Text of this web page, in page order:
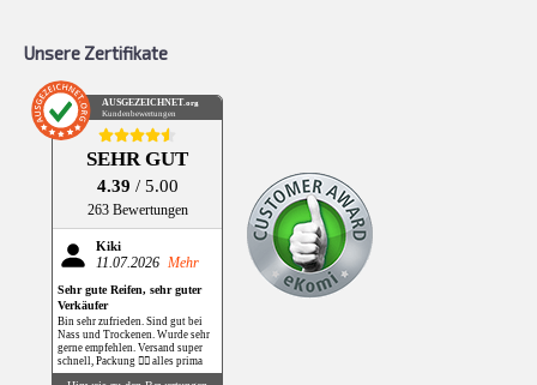
Unsere Zertifikate
AUSGEZEICHNET .org
Kundenbewertungen
SEHR GUT
4.39 / 5.00
263 Bewertungen
Kiki
11.07.2026 Mehr
Sehr gute Reifen, sehr guter
Verkäufer
Bin sehr zufrieden. Sind gut bei
Nass und Trockenen. Wurde sehr
gerne empfehlen. Versand super
schnell, Packung 👌🏻 alles prima